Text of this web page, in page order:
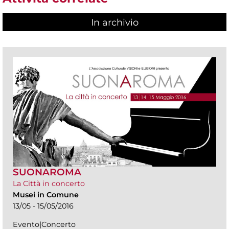
In archivio
SUONAROMA
La Città in concerto
Musei in Comune
13/05 - 15/05/2016
Evento|Concerto